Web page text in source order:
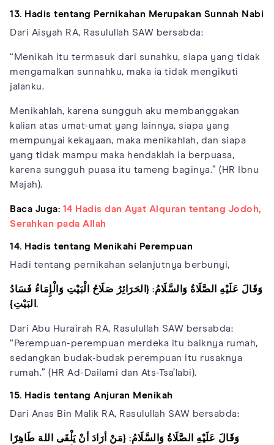
13. Hadis tentang Pernikahan Merupakan Sunnah Nabi
Dari Aisyah RA, Rasulullah SAW bersabda:
“Menikah itu termasuk dari sunahku, siapa yang tidak
mengamalkan sunnahku, maka ia tidak mengikuti
jalanku.
Menikahlah, karena sungguh aku membanggakan
kalian atas umat-umat yang lainnya, siapa yang
mempunyai kekayaan, maka menikahlah, dan siapa
yang tidak mampu maka hendaklah ia berpuasa,
karena sungguh puasa itu tameng baginya.” (HR Ibnu
Majah).
Baca Juga: 14 Hadis dan Ayat Alquran tentang Jodoh,
Serahkan pada Allah
14. Hadis tentang Menikahi Perempuan
Hadi tentang pernikahan selanjutnya berbunyi,
وَقَالَ عَلَيْهِ الصَّلَاةُ وَالسَّلَامُ: {الحَرَائِرُ صَلَاحُ الْبَيْتِ وَالْإِمَاءُ فَسَادُ
البَيْتِ}.
Dari Abu Hurairah RA, Rasulullah SAW bersabda:
“Perempuan-perempuan merdeka itu baiknya rumah,
sedangkan budak-budak perempuan itu rusaknya
rumah.” (HR Ad-Dailami dan Ats-Tsa’labi).
15. Hadis tentang Anjuran Menikah
Dari Anas Bin Malik RA, Rasulullah SAW bersabda:
وَقَالَ عَلَيْهِ الصَّلَاةُ وَالسَّلَامُ: {مَنْ أرَادَ أنْ يَلْقَى اللهَ طَاهِرًا